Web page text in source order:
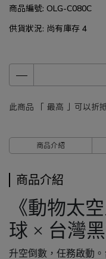
商品編號: OLG-C080C
供貨狀況: 尚有庫存 4
此商品 「 最高 」可以折
商品介紹
商品介紹
《動物太
球 × 台灣
升空倒數，任務啟動